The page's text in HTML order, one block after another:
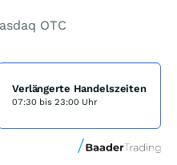
OTC
Verlängerte Handelszeiten
07:30 bis 23:00 Uhr